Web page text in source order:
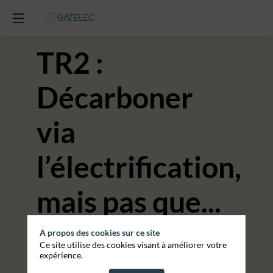
TR2 :
Décarboner
via
l’électrification,
mais pas que...
et avec quels
A propos des cookies sur ce site
Ce site utilise des cookies visant à améliorer votre
expérience.